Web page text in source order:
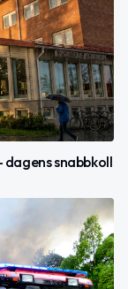
snabbkoll